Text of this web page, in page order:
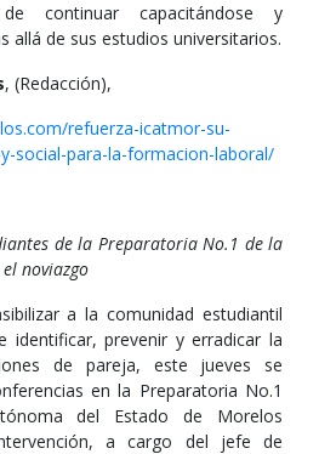
continuar capacitándose y
allá de sus estudios universitarios.
, (Redacción),
refuerza-icatmor-su-
social-para-la-formacion-laboral/
de la Preparatoria No.1 de la
noviazgo
a la comunidad estudiantil
identificar, prevenir y erradicar la
de pareja, este jueves se
en la Preparatoria No.1
del Estado de Morelos
a cargo del jefe de